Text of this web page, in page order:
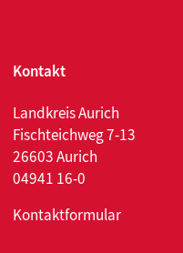
Kontakt
Landkreis Aurich
Fischteichweg 7-13
26603 Aurich
04941 16-0
Kontaktformular